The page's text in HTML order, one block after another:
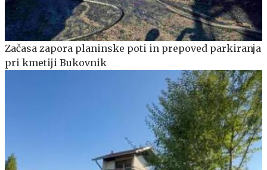
Začasa zapora planinske poti in prepoved parkiranja
pri kmetiji Bukovnik